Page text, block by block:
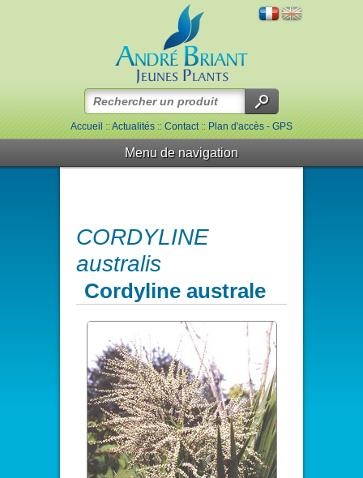
Accueil::Actualités::Contact::Plan d'accès - GPS
Menu de navigation
CORDYLINE
australis
Cordyline australe